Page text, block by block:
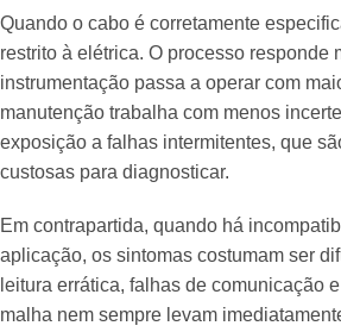
Quando o cabo é corretamente
restrito à elétrica. O processo responde
instrumentação passa a operar com
manutenção trabalha com menos
exposição a falhas intermitentes, que
custosas para diagnosticar.
Em contrapartida, quando há
aplicação, os sintomas costumam ser
leitura errática, falhas de comunicação
malha nem sempre levam